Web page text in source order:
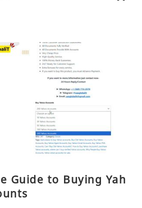
Guide to Buying Yah